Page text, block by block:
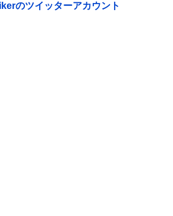
のツイッターアカウント